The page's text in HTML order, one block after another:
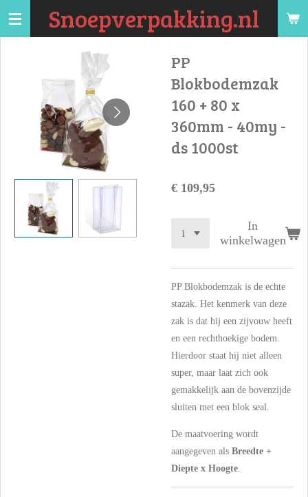
Ga
hoofdinhoud
Snoepverpakking.nl
PP
Blokbodemzak
160 + 80 x
360mm - 40my -
ds 1000st
€ 109,95
In
winkelwagen
PP Blokbodemzak is de echte
stazak. Het kenmerk van deze
zak is dat hij een zijvouw heeft
en een rechthoekige bodem.
Hierdoor staat hij niet alleen
super, maar laat zich ook
gemakkelijk aan de bovenzijde
sluiten met een blok seal.
De maatvoering wordt
aangegeven als Breedte +
Diepte x Hoogte.